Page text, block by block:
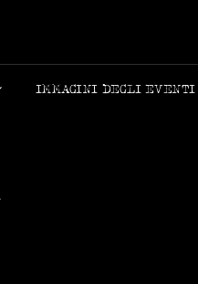
IMMAGINI DEGLI EVENTI
SEARCH